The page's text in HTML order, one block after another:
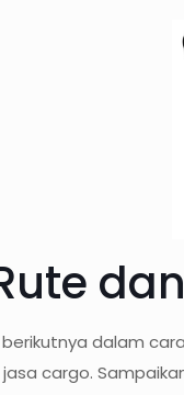
dalam
cargo.